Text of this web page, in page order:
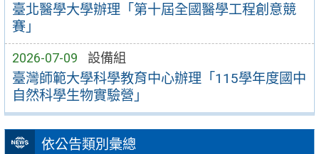
臺北醫學大學辦理「第十屆全國醫學工程創意競
賽」
2026-07-09 設備組
臺灣師範大學科學教育中心辦理「115學年度國中
自然科學生物實驗營」
依公告類別彙總